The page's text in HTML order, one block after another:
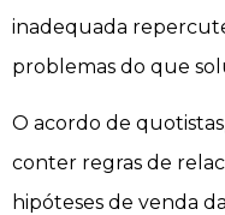
inadequada
problemas do que
O acordo de
conter regras de
hipóteses de venda